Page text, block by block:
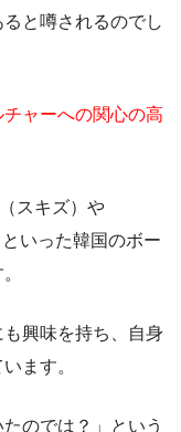
と噂されるのでし
ャーへの関心の高
スキズ）や
いった韓国のボー
興味を持ち、自身
ます。
のでは？」という